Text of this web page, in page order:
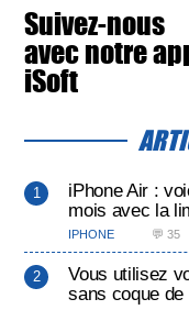
Suivez-nous
avec notre
iSoft
iPhone Air :
mois avec la
IPHONE 💬 35
Vous utilisez
sans coque de